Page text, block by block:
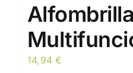
Alfombrilla
14,94€